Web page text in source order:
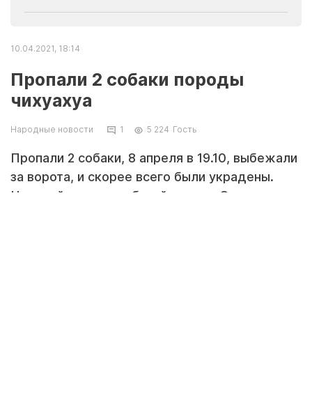
10.04.2021, 18:14
Пропали 2 собаки породы
чихуахуа
Народные новости 1 5 224 Гость
Пропали 2 собаки, 8 апреля в 19.10, выбежали
за ворота, и скорее всего были украдены.
Частный сектор за базой отдыха Стигл.